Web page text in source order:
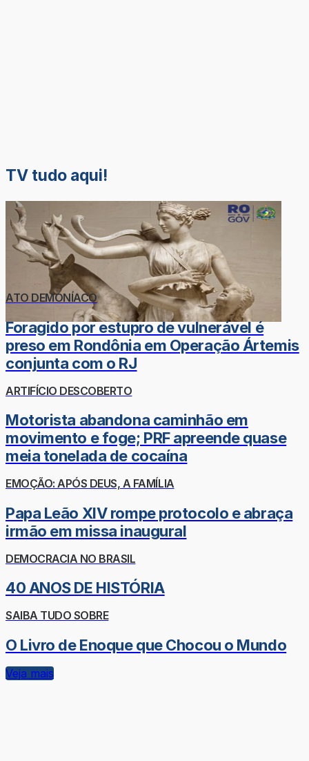
TV tudo aqui!
ATO DEMONÍACO
Foragido por estupro de vulnerável é
preso em Rondônia em Operação Ártemis
conjunta com o RJ
ARTIFÍCIO DESCOBERTO
Motorista abandona caminhão em
movimento e foge; PRF apreende quase
meia tonelada de cocaína
EMOÇÃO: APÓS DEUS, A FAMÍLIA
Papa Leão XIV rompe protocolo e abraça
irmão em missa inaugural
DEMOCRACIA NO BRASIL
40 ANOS DE HISTÓRIA
SAIBA TUDO SOBRE
O Livro de Enoque que Chocou o Mundo
Veja mais